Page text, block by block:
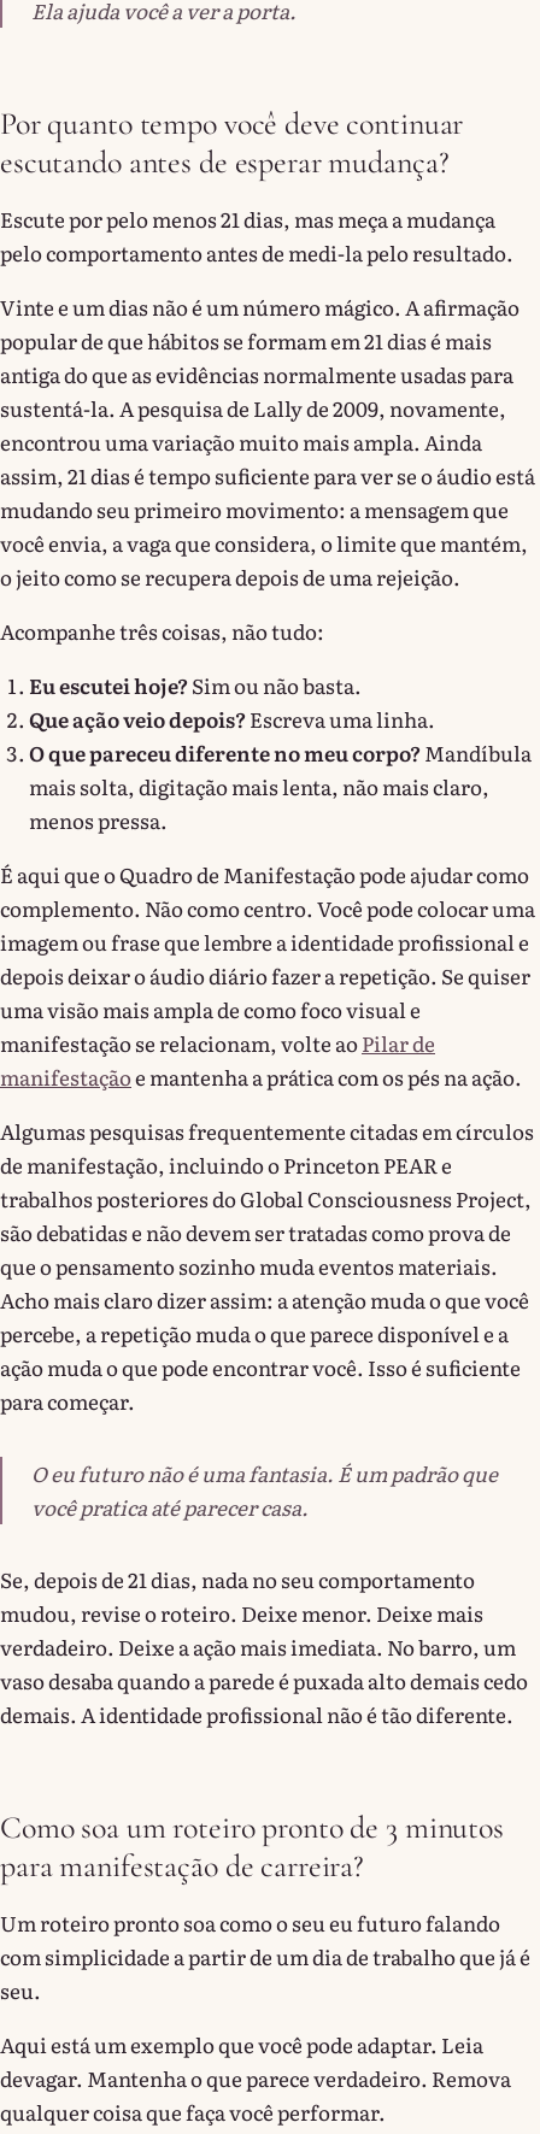
Ela ajuda você a ver a porta.
Por quanto tempo você deve continuar
escutando antes de esperar mudança?
Escute por pelo menos 21 dias, mas meça a mudança
pelo comportamento antes de medi-la pelo resultado.
Vinte e um dias não é um número mágico. A afirmação
popular de que hábitos se formam em 21 dias é mais
antiga do que as evidências normalmente usadas para
sustentá-la. A pesquisa de Lally de 2009, novamente,
encontrou uma variação muito mais ampla. Ainda
assim, 21 dias é tempo suficiente para ver se o áudio está
mudando seu primeiro movimento: a mensagem que
você envia, a vaga que considera, o limite que mantém,
o jeito como se recupera depois de uma rejeição.
Acompanhe três coisas, não tudo:
Eu escutei hoje?Sim ou não basta.
Que ação veio depois?Escreva uma linha.
O que pareceu diferente no meu corpo?Mandíbula
mais solta, digitação mais lenta, não mais claro,
menos pressa.
É aqui que o Quadro de Manifestação pode ajudar como
complemento. Não como centro. Você pode colocar uma
imagem ou frase que lembre a identidade profissional e
depois deixar o áudio diário fazer a repetição. Se quiser
uma visão mais ampla de como foco visual e
manifestação se relacionam, volte aoPilar de
manifestaçãoe mantenha a prática com os pés na ação.
Algumas pesquisas frequentemente citadas em círculos
de manifestação, incluindo o Princeton PEAR e
trabalhos posteriores do Global Consciousness Project,
são debatidas e não devem ser tratadas como prova de
que o pensamento sozinho muda eventos materiais.
Acho mais claro dizer assim: a atenção muda o que você
percebe, a repetição muda o que parece disponível e a
ação muda o que pode encontrar você. Isso é suficiente
para começar.
O eu futuro não é uma fantasia. É um padrão que
você pratica até parecer casa.
Se, depois de 21 dias, nada no seu comportamento
mudou, revise o roteiro. Deixe menor. Deixe mais
verdadeiro. Deixe a ação mais imediata. No barro, um
vaso desaba quando a parede é puxada alto demais cedo
demais. A identidade profissional não é tão diferente.
Como soa um roteiro pronto de 3 minutos
para manifestação de carreira?
Um roteiro pronto soa como o seu eu futuro falando
com simplicidade a partir de um dia de trabalho que já é
seu.
Aqui está um exemplo que você pode adaptar. Leia
devagar. Mantenha o que parece verdadeiro. Remova
qualquer coisa que faça você performar.